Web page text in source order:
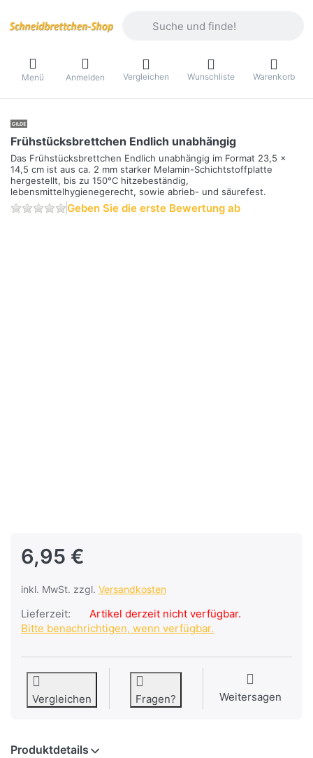
Menü Anmelden Vergleichen Wunschliste Warenkorb
Frühstücksbrettchen Endlich unabhängig
Das Frühstücksbrettchen Endlich unabhängig im Format 23,5 x
14,5 cm ist aus ca. 2 mm starker Melamin-Schichtstoffplatte
hergestellt, bis zu 150°C hitzebeständig,
lebensmittelhygienegerecht, sowie abrieb- und säurefest.
Geben Sie die erste Bewertung ab
6,95 €
inkl. MwSt. zzgl. Versandkosten
Lieferzeit:
Artikel derzeit nicht verfügbar.
Bitte benachrichtigen, wenn verfügbar.
Vergleichen Fragen? Weitersagen
Produktdetails